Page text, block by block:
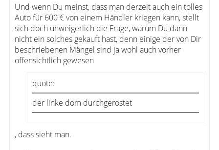
Und wenn Du meinst, dass man derzeit auch ein tolles
Auto für 600 € von einem Händler kriegen kann, stellt
sich doch unweigerlich die Frage, warum Du dann
nicht ein solches gekauft hast, denn einige der von Dir
beschriebenen Mängel sind ja wohl auch vorher
offensichtlich gewesen
quote:
der linke dom durchgerostet
, dass sieht man.